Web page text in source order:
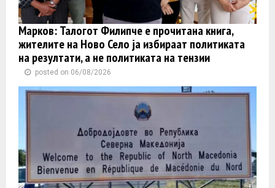
Марков: Талогот Филипче е прочитана книга,
жителите на Ново Село ја избираат политиката
на резултати, а не политиката на тензии
posted on 06/08/2026